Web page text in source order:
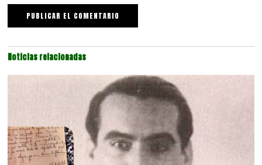
Noticias relacionadas